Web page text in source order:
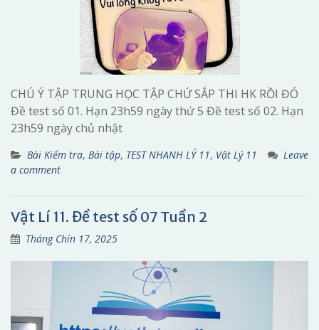
CHÚ Ý TẬP TRUNG HỌC TẬP CHỨ SẮP THI HK RỒI ĐÓ
Đề test số 01. Hạn 23h59 ngày thứ 5 Đề test số 02. Hạn
23h59 ngày chủ nhật
Bài Kiểm tra, Bài tập, TEST NHANH LÝ 11, Vật Lý 11
Leave
a comment
Vật Lí 11. Đề test số 07 Tuần 2
Tháng Chín 17, 2025